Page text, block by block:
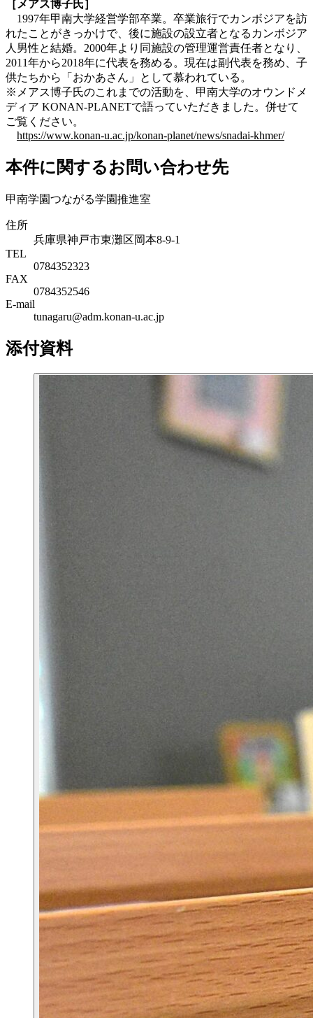
［メアス博子氏］
1997年甲南大学経営学部卒業。卒業旅行でカンボジアを訪
れたことがきっかけで、後に施設の設立者となるカンボジア
人男性と結婚。2000年より同施設の管理運営責任者となり、
2011年から2018年に代表を務める。現在は副代表を務め、子
供たちから「おかあさん」として慕われている。
※メアス博子氏のこれまでの活動を、甲南大学のオウンドメ
ディア KONAN-PLANETで語っていただきました。併せて
ご覧ください。
https://www.konan-u.ac.jp/konan-planet/news/snadai-khmer/
本件に関するお問い合わせ先
甲南学園つながる学園推進室
住所
兵庫県神戸市東灘区岡本8-9-1
TEL
0784352323
FAX
0784352546
E-mail
tunagaru@adm.konan-u.ac.jp
添付資料